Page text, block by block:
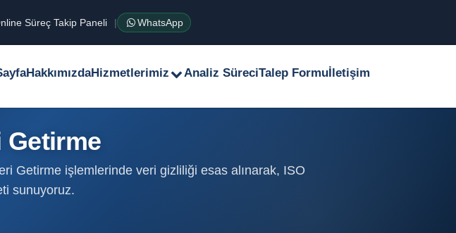
Süreç Takip Paneli | WhatsApp
HakkımızdaHizmetlerimiz Analiz SüreciTalep Formuİletişim
Getirme
Getirme işlemlerinde veri gizliliği esas alınarak, ISO
sunuyoruz.